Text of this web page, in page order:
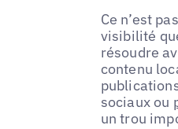
Ce n’est
visibilité
résoudre
contenu
sociaux ou
un trou